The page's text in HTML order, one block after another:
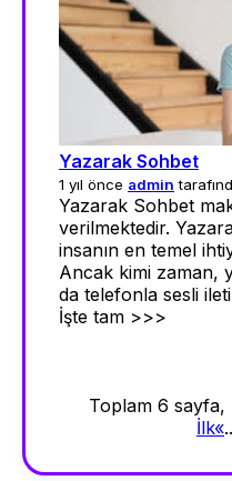
Yazarak Sohbet
1 yıl önce admin
Yazarak Sohbet
verilmektedir.
insanın en temel
Ancak kimi zaman,
da telefonla sesli
İşte tam >>>
Toplam 6 sayfa,
İlk«